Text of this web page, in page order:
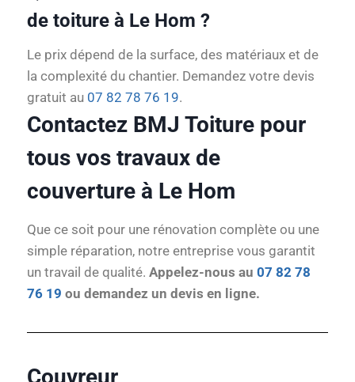
de toiture à Le Hom ?
Le prix dépend de la surface, des matériaux et de
la complexité du chantier. Demandez votre devis
gratuit au 07 82 78 76 19.
Contactez BMJ Toiture pour
tous vos travaux de
couverture à Le Hom
Que ce soit pour une rénovation complète ou une
simple réparation, notre entreprise vous garantit
un travail de qualité. Appelez-nous au 07 82 78
76 19 ou demandez un devis en ligne.